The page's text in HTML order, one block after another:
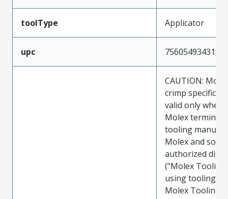
toolType Applicator
upc 756054934319
CAUTION:
crimp
valid only when
Molex
tooling
Molex and sold
authorized
("Molex
using tooling
Molex Tooling